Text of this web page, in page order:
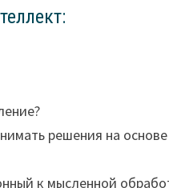
решения на
к мысленной